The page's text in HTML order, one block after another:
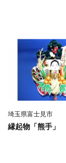
埼玉県富士見市
縁起物「熊手」